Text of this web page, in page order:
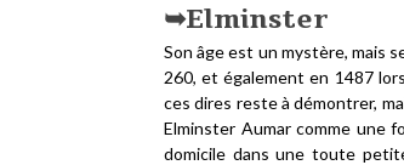
Elminster
Son âge est un mystère, mais
260, et également en 1487
ces dires reste à démontrer,
Elminster Aumar comme une
domicile dans une toute